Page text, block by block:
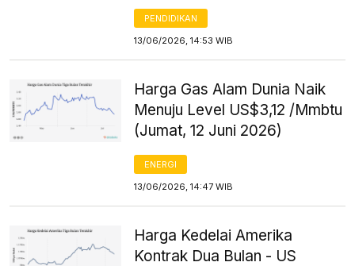
PENDIDIKAN
13/06/2026, 14:53 WIB
Harga Gas Alam Dunia Naik
Menuju Level US$3,12 /Mmbtu
(Jumat, 12 Juni 2026)
ENERGI
13/06/2026, 14:47 WIB
Harga Kedelai Amerika
Kontrak Dua Bulan - US